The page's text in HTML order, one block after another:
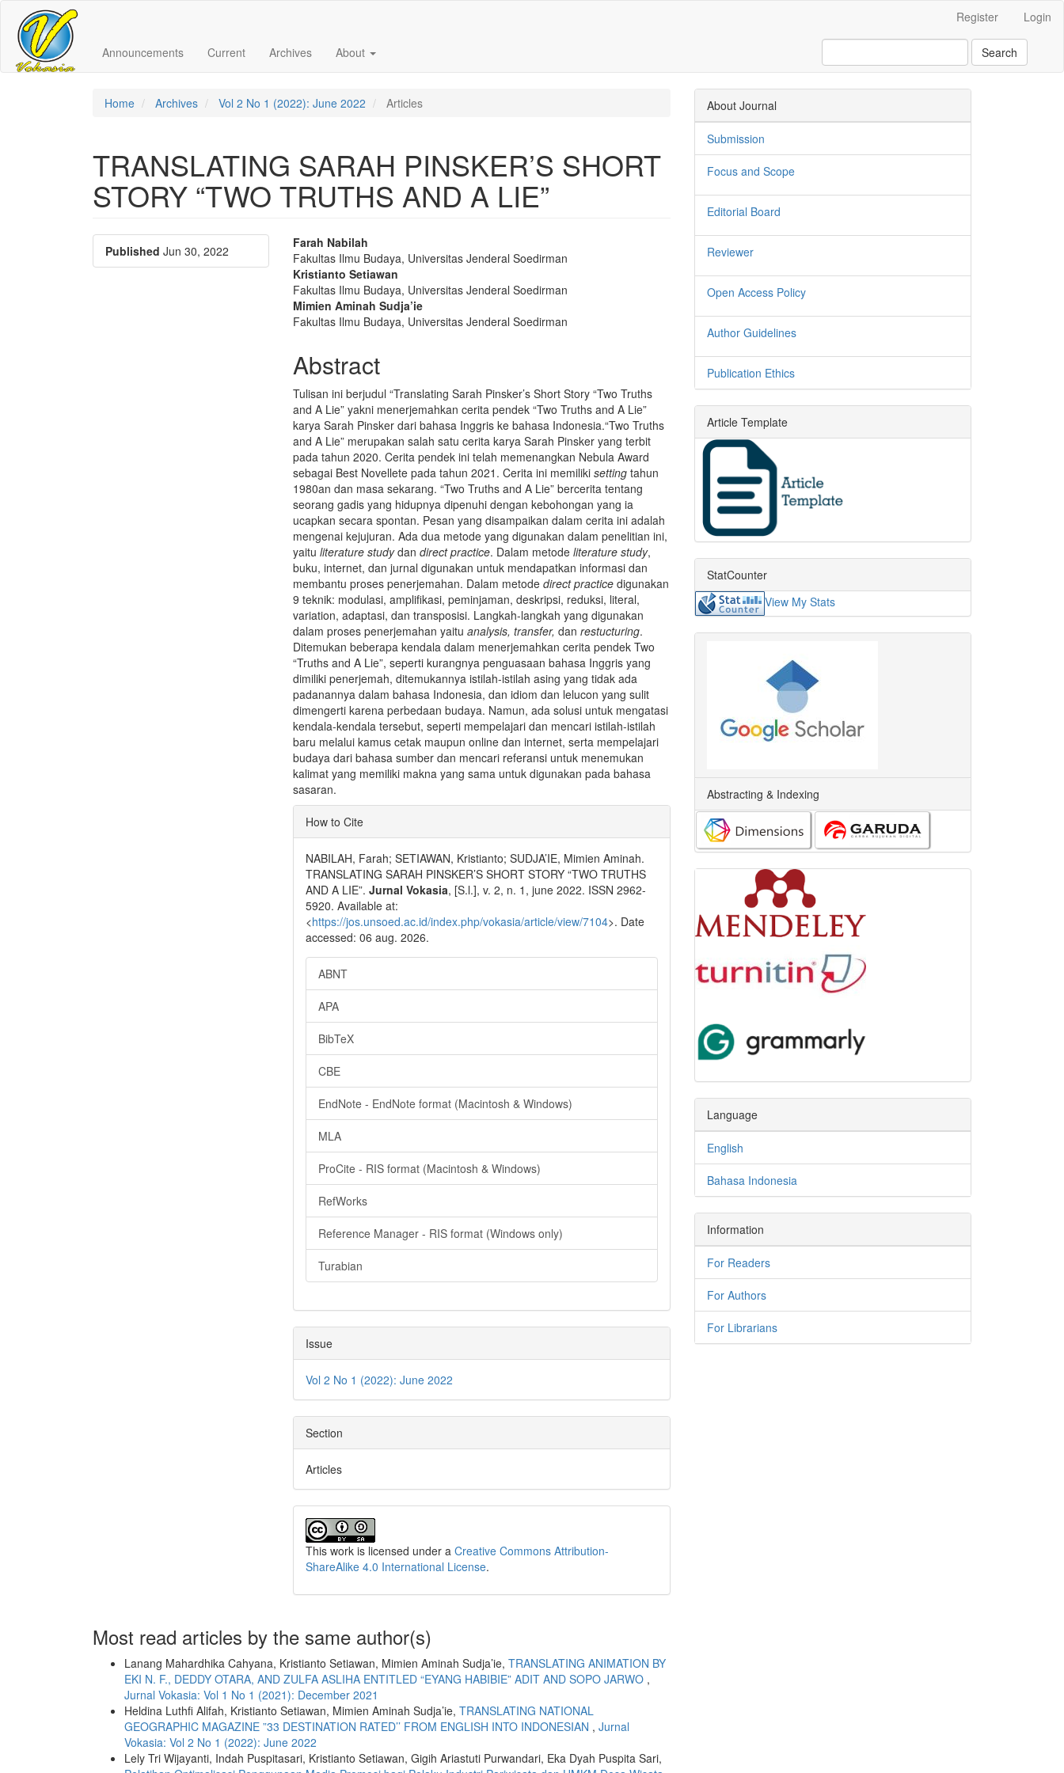
Quick
jump
to
Register Login
Announcements Current Archives About Search
Home Archives Vol 2 No 1 (2022): June 2022 Articles
TRANSLATING SARAH PINSKER’S SHORT
STORY “TWO TRUTHS AND A LIE”
Article
Sidebar
Published Jun 30, 2022 Main
Article
Content
Farah Nabilah
Fakultas Ilmu Budaya, Universitas Jenderal Soedirman
Kristianto Setiawan
Fakultas Ilmu Budaya, Universitas Jenderal Soedirman
Mimien Aminah Sudja’ie
Fakultas Ilmu Budaya, Universitas Jenderal Soedirman
Abstract
Tulisan ini berjudul “Translating Sarah Pinsker’s Short Story “Two Truths
and A Lie” yakni menerjemahkan cerita pendek “Two Truths and A Lie”
karya Sarah Pinsker dari bahasa Inggris ke bahasa Indonesia.“Two Truths
and A Lie” merupakan salah satu cerita karya Sarah Pinsker yang terbit
pada tahun 2020. Cerita pendek ini telah memenangkan Nebula Award
sebagai Best Novellete pada tahun 2021. Cerita ini memilikisettingtahun
1980an dan masa sekarang. “Two Truths and A Lie” bercerita tentang
seorang gadis yang hidupnya dipenuhi dengan kebohongan yang ia
ucapkan secara spontan. Pesan yang disampaikan dalam cerita ini adalah
mengenai kejujuran. Ada dua metode yang digunakan dalam penelitian ini,
yaituliterature studydandirect practice. Dalam metodeliterature study,
buku, internet, dan jurnal digunakan untuk mendapatkan informasi dan
membantu proses penerjemahan. Dalam metodedirect practice digunakan
9 teknik: modulasi, amplifikasi, peminjaman, deskripsi, reduksi, literal,
variation, adaptasi, dan transposisi. Langkah-langkah yang digunakan
dalam proses penerjemahan yaituanalysis, transfer, danrestucturing.
Ditemukan beberapa kendala dalam menerjemahkan cerita pendek Two
“Truths and A Lie”, seperti kurangnya penguasaan bahasa Inggris yang
dimiliki penerjemah, ditemukannya istilah-istilah asing yang tidak ada
padanannya dalam bahasa Indonesia, dan idiom dan lelucon yang sulit
dimengerti karena perbedaan budaya. Namun, ada solusi untuk mengatasi
kendala-kendala tersebut, seperti mempelajari dan mencari istilah-istilah
baru melalui kamus cetak maupun online dan internet, serta mempelajari
budaya dari bahasa sumber dan mencari referansi untuk menemukan
kalimat yang memiliki makna yang sama untuk digunakan pada bahasa
sasaran.
Article
Details
How to Cite
NABILAH, Farah; SETIAWAN, Kristianto; SUDJA’IE, Mimien Aminah.
TRANSLATING SARAH PINSKER’S SHORT STORY “TWO TRUTHS
AND A LIE”.Jurnal Vokasia, [S.l.], v. 2, n. 1, june 2022. ISSN 2962-
5920. Available at:
<https://jos.unsoed.ac.id/index.php/vokasia/article/view/7104>. Date
accessed: 06 aug. 2026.
ABNT
APA
BibTeX
CBE
EndNote - EndNote format (Macintosh & Windows)
MLA
ProCite - RIS format (Macintosh & Windows)
RefWorks
Reference Manager - RIS format (Windows only)
Turabian
Issue
Vol 2 No 1 (2022): June 2022
Section
Articles
This work is licensed under aCreative Commons Attribution-
ShareAlike 4.0 International License.
Most read articles by the same author(s)
Lanang Mahardhika Cahyana, Kristianto Setiawan, Mimien Aminah Sudja’ie, TRANSLATING ANIMATION BY
EKI N. F., DEDDY OTARA, AND ZULFA ASLIHA ENTITLED “EYANG HABIBIE” ADIT AND SOPO JARWO ,
Jurnal Vokasia: Vol 1 No 1 (2021): December 2021
Heldina Luthfi Alifah, Kristianto Setiawan, Mimien Aminah Sudja’ie, TRANSLATING NATIONAL
GEOGRAPHIC MAGAZINE ”33 DESTINATION RATED’’ FROM ENGLISH INTO INDONESIAN , Jurnal
Vokasia: Vol 2 No 1 (2022): June 2022
Lely Tri Wijayanti, Indah Puspitasari, Kristianto Setiawan, Gigih Ariastuti Purwandari, Eka Dyah Puspita Sari,
About Journal
Submission
Focus and Scope
Editorial Board
Reviewer
Open Access Policy
Author Guidelines
Publication Ethics
Article Template
StatCounter
View My Stats
Abstracting & Indexing
Language
English
Bahasa Indonesia
Information
For Readers
For Authors
For Librarians